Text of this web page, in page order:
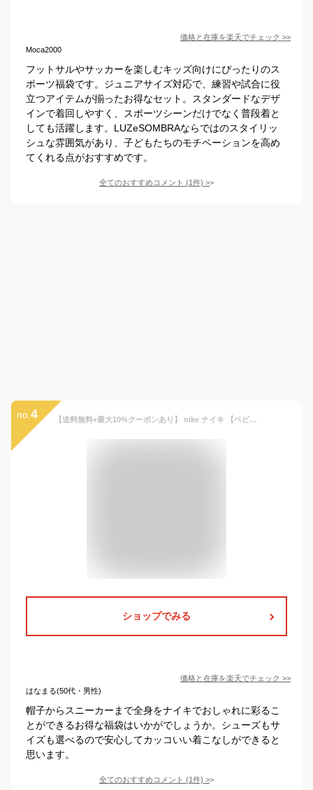
価格と在庫を楽天でチェック >>
Moca2000
フットサルやサッカーを楽しむキッズ向けにぴったりのス
ポーツ福袋です。ジュニアサイズ対応で、練習や試合に役
立つアイテムが揃ったお得なセット。スタンダードなデザ
インで着回しやすく、スポーツシーンだけでなく普段着と
しても活躍します。LUZeSOMBRAならではのスタイリッ
シュな雰囲気があり、子どもたちのモチベーションを高め
てくれる点がおすすめです。
全てのおすすめコメント (1件) >
no. 4 【送料無料+最大10%クーポンあり】 nike ナイキ 【ベビー・キッズサイズ】 超人気スニーカーが選べる!! Baby Kid's Nike SN 3点福袋 子供靴 シューズ 上下セット Tシャツ 靴下 バッグ Air Max 90 エアーマックス95
ショップでみる
価格と在庫を楽天でチェック >>
はなまる(50代・男性)
帽子からスニーカーまで全身をナイキでおしゃれに彩るこ
とができるお得な福袋はいかがでしょうか。シューズもサ
イズも選べるので安心してカッコいい着こなしができると
思います。
全てのおすすめコメント (1件) >